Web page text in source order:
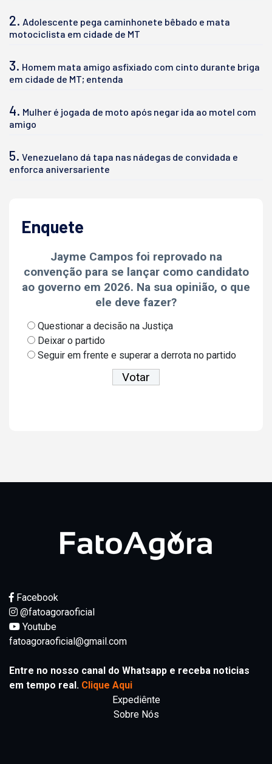
2. Adolescente pega caminhonete bêbado e mata
motociclista em cidade de MT
3. Homem mata amigo asfixiado com cinto durante briga
em cidade de MT; entenda
4. Mulher é jogada de moto após negar ida ao motel com
amigo
5. Venezuelano dá tapa nas nádegas de convidada e
enforca aniversariente
Enquete
Jayme Campos foi reprovado na
convenção para se lançar como candidato
ao governo em 2026. Na sua opinião, o que
ele deve fazer?
Questionar a decisão na Justiça
Deixar o partido
Seguir em frente e superar a derrota no partido
Facebook
@fatoagoraoficial
Youtube
fatoagoraoficial@gmail.com
Entre no nosso canal do Whatsapp e receba noticias
em tempo real. Clique Aqui
Expediênte
Sobre Nós